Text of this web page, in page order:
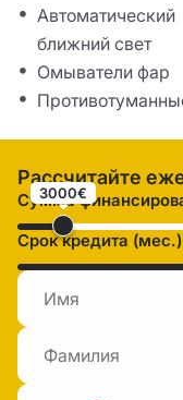
Автоматический
ближний свет
Омыватели фар
Рассчитайте
Сумма
3000€
Срок кредита (мес.)